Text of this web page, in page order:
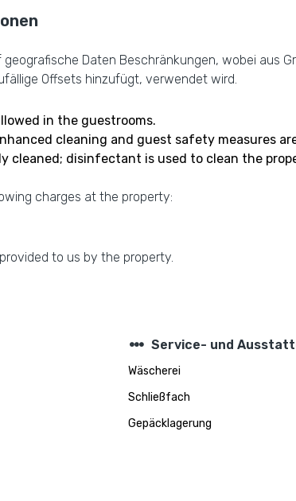
geografische Daten Beschränkungen, wobei aus
Offsets hinzufügt, verwendet wird.
in the guestrooms.
cleaning and guest safety measures
cleaned; disinfectant is used to clean the
charges at the property:
to us by the property.
steppers Service- und
Wäscherei
Schließfach
Gepäcklagerung